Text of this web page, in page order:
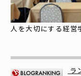
人を大切にする経営
ラ